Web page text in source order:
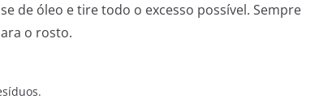
de óleo e tire todo o excesso possível. Sempre
o rosto.